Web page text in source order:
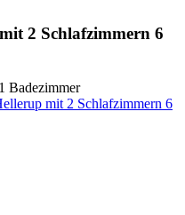
2 Schlafzimmern 6
Badezimmer
mit 2 Schlafzimmern 6